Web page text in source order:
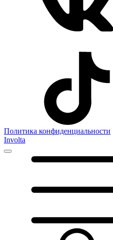
Политика конфиденциальности
Involta